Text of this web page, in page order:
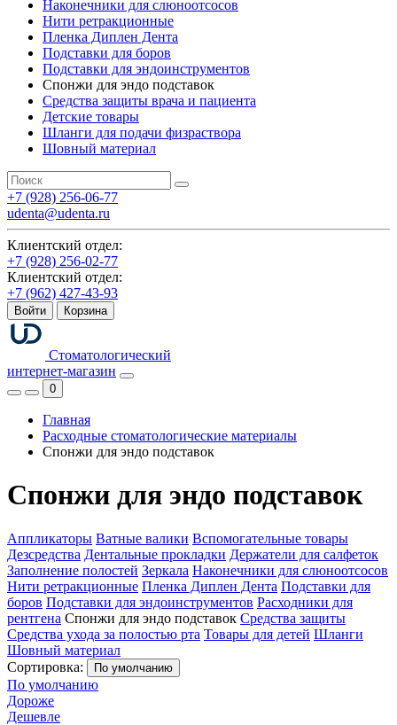
Наконечники для слюноотсосов
Нити ретракционные
Пленка Диплен Дента
Подставки для боров
Подставки для эндоинструментов
Спонжи для эндо подставок
Средства защиты врача и пациента
Детские товары
Шланги для подачи физраствора
Шовный материал
+7 (928) 256-06-77
udenta@udenta.ru
Клиентский отдел:
+7 (928) 256-02-77
Клиентский отдел:
+7 (962) 427-43-93
Войти Корзина
Стоматологический
интернет-магазин
0
Главная
Расходные стоматологические материалы
Спонжи для эндо подставок
Спонжи для эндо подставок
Аппликаторы Ватные валики Вспомогательные товары
Дезсредства Дентальные прокладки Держатели для салфеток
Заполнение полостей Зеркала Наконечники для слюноотсосов
Нити ретракционные Пленка Диплен Дента Подставки для
боров Подставки для эндоинструментов Расходники для
рентгена Спонжи для эндо подставок Средства защиты
Средства ухода за полостью рта Товары для детей Шланги
Шовный материал
Сортировка:
По умолчанию
По умолчанию
Дороже
Дешевле